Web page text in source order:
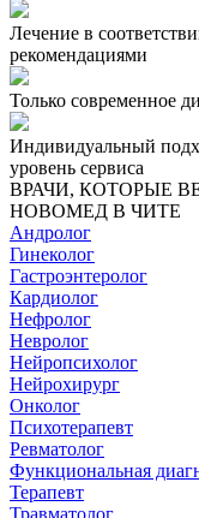
Лечение в
рекомендациями
Только современное
Индивидуальный
уровень сервиса
ВРАЧИ, КОТОРЫЕ
НОВОМЕД В ЧИТЕ
Андролог
Гинеколог
Гастроэнтеролог
Кардиолог
Нефролог
Невролог
Нейропсихолог
Нейрохирург
Онколог
Психотерапевт
Ревматолог
Функциональная
Терапевт